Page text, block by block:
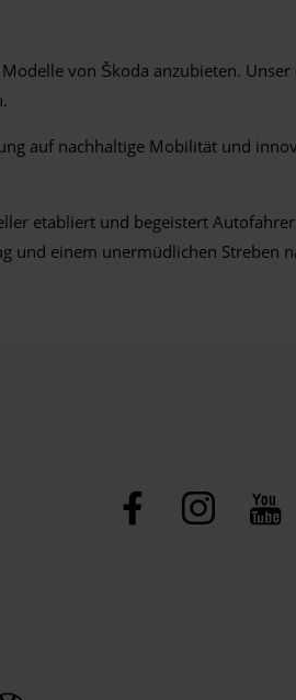
von Škoda anzubieten.
auf nachhaltige Mobilität und
etabliert und begeistert
und einem unermüdlichen